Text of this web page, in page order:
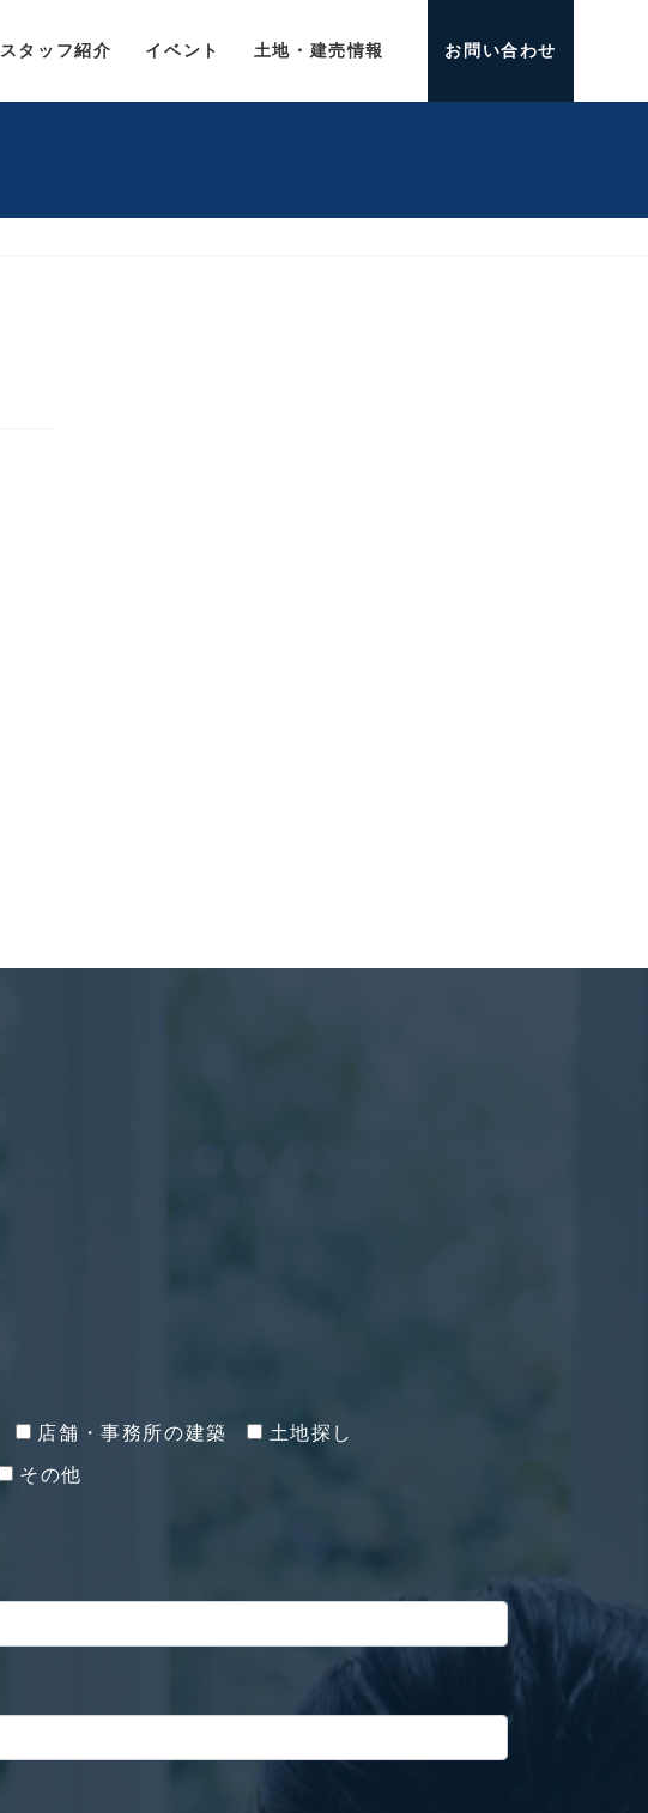
スタッフ紹介 イベント 土地・建売情報 お問い合わせ
店舗・事務所の建築 土地探し
その他